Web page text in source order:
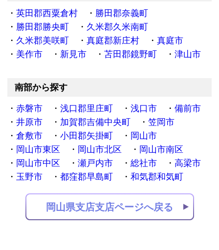
英田郡西粟倉村
勝田郡奈義町
勝田郡勝央町
久米郡久米南町
久米郡美咲町
真庭郡新庄村
真庭市
美作市
新見市 苫田郡鏡野町 津山市
南部から探す
赤磐市 浅口郡里庄町 浅口市
備前市
井原市
加賀郡吉備中央町
笠岡市
倉敷市
小田郡矢掛町
岡山市
岡山市東区
岡山市北区
岡山市南区
岡山市中区
瀬戸内市 総社市
高梁市
玉野市
都窪郡早島町 和気郡和気町
岡山県支店支店ページへ戻る